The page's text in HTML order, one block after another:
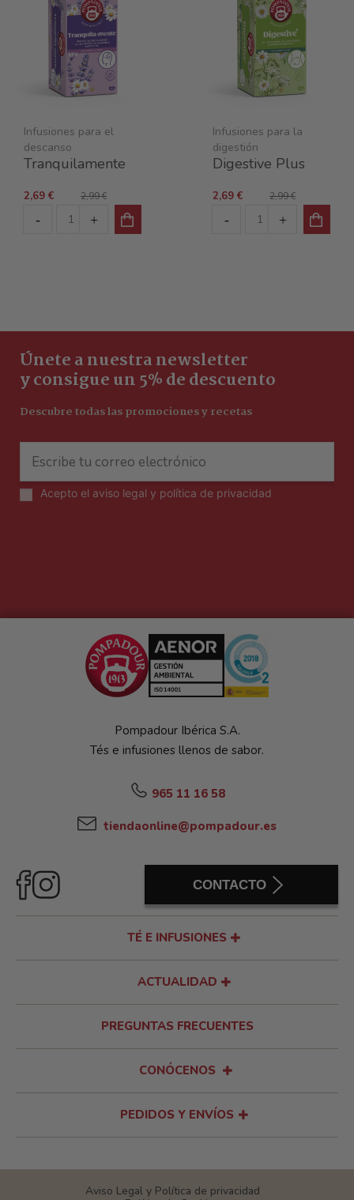
Infusiones para el
descanso
Tranquilamente
2,69 € 2,99 €
Infusiones para la
digestión
Digestive Plus
2,69 € 2,99 €
Únete a nuestra newsletter
y consigue un 5% de descuento
Descubre todas las promociones y recetas
Acepto el aviso legal y política de privacidad
Pompadour Ibérica S.A.
Tés e infusiones llenos de sabor.
965 11 16 58
tiendaonline@pompadour.es
CONTACTO
TÉ E INFUSIONES
ACTUALIDAD
PREGUNTAS FRECUENTES
CONÓCENOS
PEDIDOS Y ENVÍOS
Aviso Legal y Política de privacidad